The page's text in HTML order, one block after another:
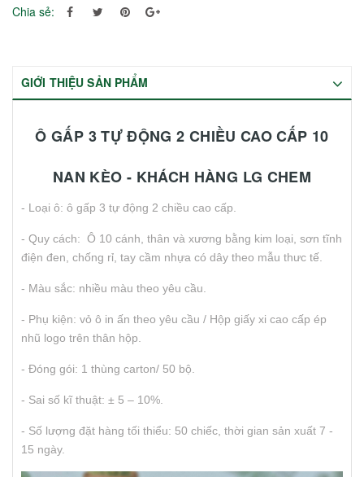
Chia sẻ:
GIỚI THIỆU SẢN PHẨM
Ô GẤP 3 TỰ ĐỘNG 2 CHIỀU CAO CẤP 10
NAN KÈO - KHÁCH HÀNG LG CHEM
- Loại ô: ô gấp 3 tự động 2 chiều cao cấp.
- Quy cách: Ô 10 cánh, thân và xương bằng kim loại, sơn tĩnh
điện đen, chống rỉ, tay cầm nhựa có dây theo mẫu thưc tế.
- Màu sắc: nhiều màu theo yêu cầu.
- Phụ kiện: vỏ ô in ấn theo yêu cầu / Hộp giấy xi cao cấp ép
nhũ logo trên thân hộp.
- Đóng gói: 1 thùng carton/ 50 bộ.
- Sai số kĩ thuật: ± 5 – 10%.
- Số lượng đặt hàng tối thiểu: 50 chiếc, thời gian sản xuất 7 -
15 ngày.